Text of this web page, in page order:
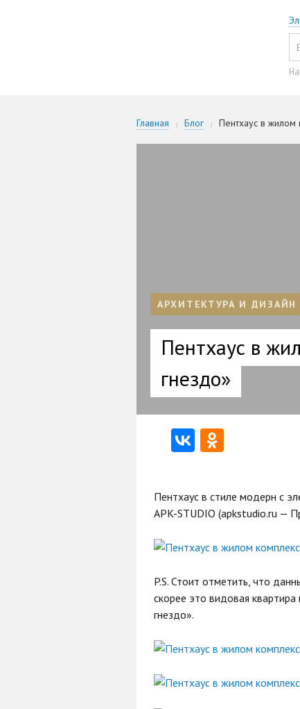
Главная Блог Пентхаус в жилом
АРХИТЕКТУРА И ДИЗАЙН
Пентхаус в
гнездо»
Пентхаус в стиле модерн с
APK-STUDIO (apkstudio.ru —
P.S. Стоит отметить, что
скорее это видовая
гнездо».